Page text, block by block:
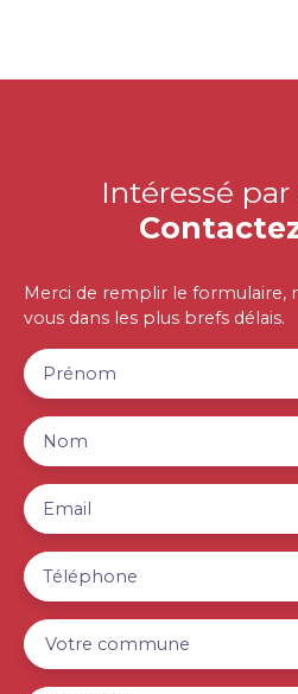
Intéressé
Merci de remplir le formulaire,
vous dans les plus brefs délais.
Prénom
Nom
Email
Téléphone
Votre commune